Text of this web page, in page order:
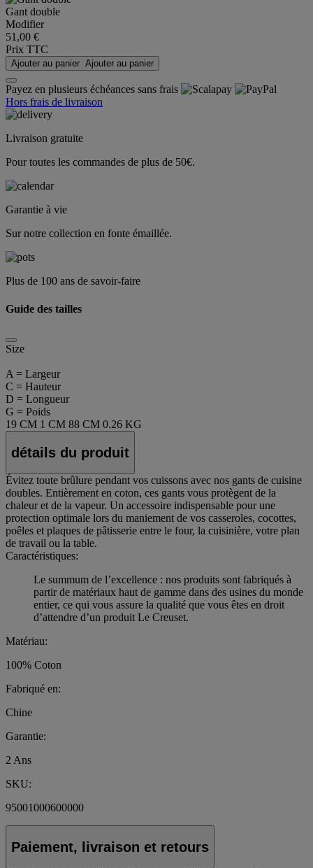
Gant double
Modifier
51,00 €
Prix TTC
Ajouter au panier Ajouter au panier
Payez en plusieurs échéances sans frais
Hors frais de livraison
Livraison gratuite
Pour toutes les commandes de plus de 50€.
Garantie à vie
Sur notre collection en fonte émaillée.
Plus de 100 ans de savoir-faire
Guide des tailles
Size
A = Largeur
C = Hauteur
D = Longueur
G = Poids
19 CM 1 CM 88 CM 0.26 KG
détails du produit
Évitez toute brûlure pendant vos cuissons avec nos gants de cuisine
doubles. Entièrement en coton, ces gants vous protègent de la
chaleur et de la vapeur. Un accessoire indispensable pour une
protection optimale lors du maniement de vos casseroles, cocottes,
poêles et plaques de pâtisserie entre le four, la cuisinière, votre plan
de travail ou la table.
Caractéristiques:
Le summum de l’excellence : nos produits sont fabriqués à
partir de matériaux haut de gamme dans des usines du monde
entier, ce qui vous assure la qualité que vous êtes en droit
d’attendre d’un produit Le Creuset.
Matériau:
100% Coton
Fabriqué en:
Chine
Garantie:
2 Ans
SKU:
95001000600000
Paiement, livraison et retours